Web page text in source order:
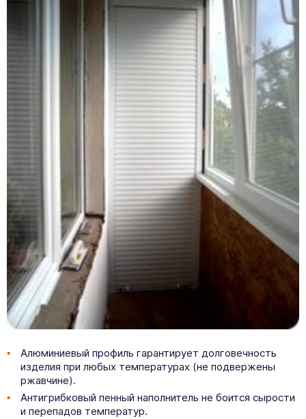
Рольставни для шкафа на балкон
от20 609 ₽
Рольставни для шкафа на балкон
800(ш) х 1400(в)
от21 471₽
Рольставни для шкафа на балкон
800(ш) х 1500(в)
Алюминиевый профиль гарантирует долговечность
изделия при любых температурах (не подвержены
ржавчине).
Антигрибковый пенный наполнитель не боится сырости
и перепадов температур.